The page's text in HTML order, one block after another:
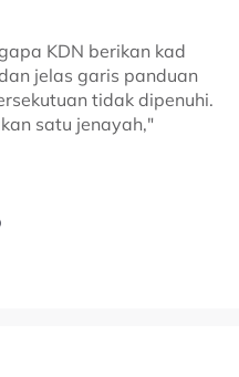
KDN berikan kad
jelas garis panduan
tidak dipenuhi.
satu jenayah,"